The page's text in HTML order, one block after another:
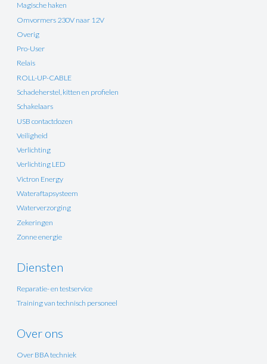
Magische haken
Omvormers 230V naar 12V
Overig
Pro-User
Relais
ROLL-UP-CABLE
Schadeherstel, kitten en profielen
Schakelaars
USB contactdozen
Veiligheid
Verlichting
Verlichting LED
Victron Energy
Wateraftapsysteem
Waterverzorging
Zekeringen
Zonne energie
Diensten
Reparatie- en testservice
Training van technisch personeel
Over ons
Over BBA techniek